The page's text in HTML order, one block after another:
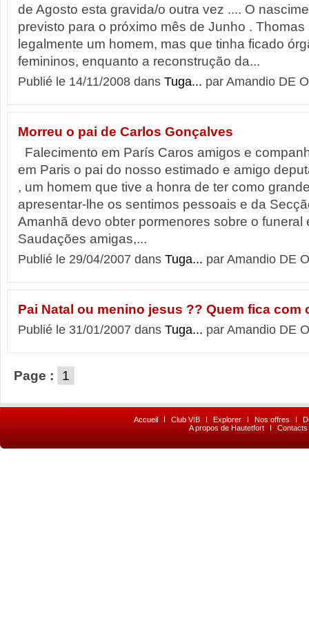
de Agosto esta gravida/o outra vez .... O
previsto para o próximo mês de Junho . Thomas
legalmente um homem, mas que tinha ficado
femininos, enquanto a reconstrução da...
Publié le 14/11/2008 dans Tuga... par Amandio DE
Morreu o pai de Carlos Gonçalves
Falecimento em París Caros amigos e
em Paris o pai do nosso estimado e amigo
, um homem que tive a honra de ter como
apresentar-lhe os sentimos pessoais e da
Amanhã devo obter pormenores sobre o funeral
Saudações amigas,...
Publié le 29/04/2007 dans Tuga... par Amandio DE
Pai Natal ou menino jesus ?? Quem fica com
Publié le 31/01/2007 dans Tuga... par Amandio DE
Page : 1
Accueil I Club VIB I Explorer I Nos offres I
A propos de Hautetfort
I Contacts